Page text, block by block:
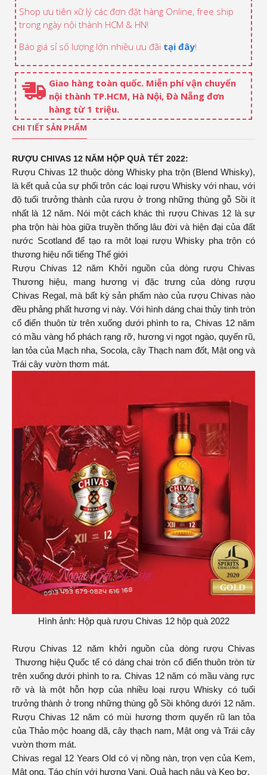
Shop ưu tiên xữ lý các đơn đặt hàng Online, free ship
trong ngày nội thành HCM & HN!
Báo giá sỉ số lượng lớn nhiều ưu đãi tại đây!
Giao hàng toàn quốc. Miễn phí vận chuyển
nội thành TP.HCM, Hà Nội, Đà Nẵng đơn
hàng từ 1 triệu.
CHI TIẾT SẢN PHẨM
RƯỢU CHIVAS 12 NĂM HỘP QUÀ TẾT 2022:
Rượu Chivas 12 thuộc dòng Whisky pha trộn (Blend Whisky),
là kết quả của sự phối trôn các loại rượu Whisky với nhau, với
độ tuổi trưởng thành của rượu ở trong những thùng gỗ Sồi ít
nhất là 12 năm. Nói một cách khác thì rượu Chivas 12 là sự
pha trộn hài hòa giữa truyền thống lâu đời và hiện đại của đất
nước Scotland để tạo ra môt loại rượu Whisky pha trộn có
thương hiệu nổi tiếng Thế giới
Rượu Chivas 12 năm Khởi nguồn của dòng rượu Chivas
Thương hiệu, mang hương vị đặc trưng của dòng rượu
Chivas Regal, mà bất kỳ sản phẩm nào của rượu Chivas nào
đều phảng phất hương vị này. Với hình dáng chai thủy tinh tròn
cổ điển thuôn từ trên xuống dưới phình to ra, Chivas 12 năm
có mầu vàng hổ phách rạng rỡ, hương vị ngọt ngào, quyến rũ,
lan tỏa của Mạch nha, Socola, cây Thạch nam đốt, Mật ong và
Trái cây vườn thơm mát.
Hình ảnh: Hộp quà rượu Chivas 12 hộp quà 2022
Rượu Chivas 12 năm khởi nguồn của dòng rượu Chivas
Thương hiệu Quốc tế có dáng chai tròn cổ điển thuôn tròn từ
trên xuống dưới phình to ra. Chivas 12 năm có mầu vàng rực
rỡ và là một hỗn hợp của nhiều loại rượu Whisky có tuổi
trưởng thành ở trong những thùng gỗ Sồi không dưới 12 năm.
Rượu Chivas 12 năm có mùi hương thơm quyến rũ lan tỏa
của Thảo mộc hoang dã, cây thạch nam, Mật ong và Trái cây
vườn thơm mát.
Chivas regal 12 Years Old có vị nồng nàn, trọn vẹn của Kem,
Mật ong, Táo chín với hương Vani, Quả hạch nâu và Kẹo bơ.